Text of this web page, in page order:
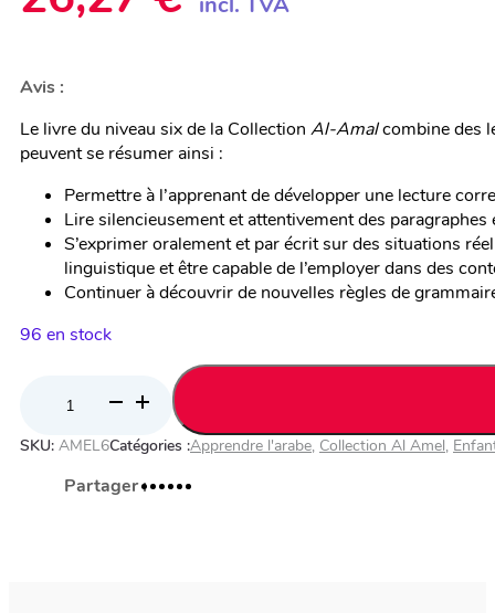
Le livre du niveau six de la Collection Al-Amalcombine des
peuvent se résumer ainsi :
Permettre à l’apprenant de développer une lecture
Lire silencieusement et attentivement des
S’exprimer oralement et par écrit sur des situations
linguistique et être capable de l’employer dans des
Continuer à découvrir de nouvelles règles de
96 en stock
quantité
de
SKU: AMEL6Catégories :Apprendre l'arabe, Collection Al Amel,